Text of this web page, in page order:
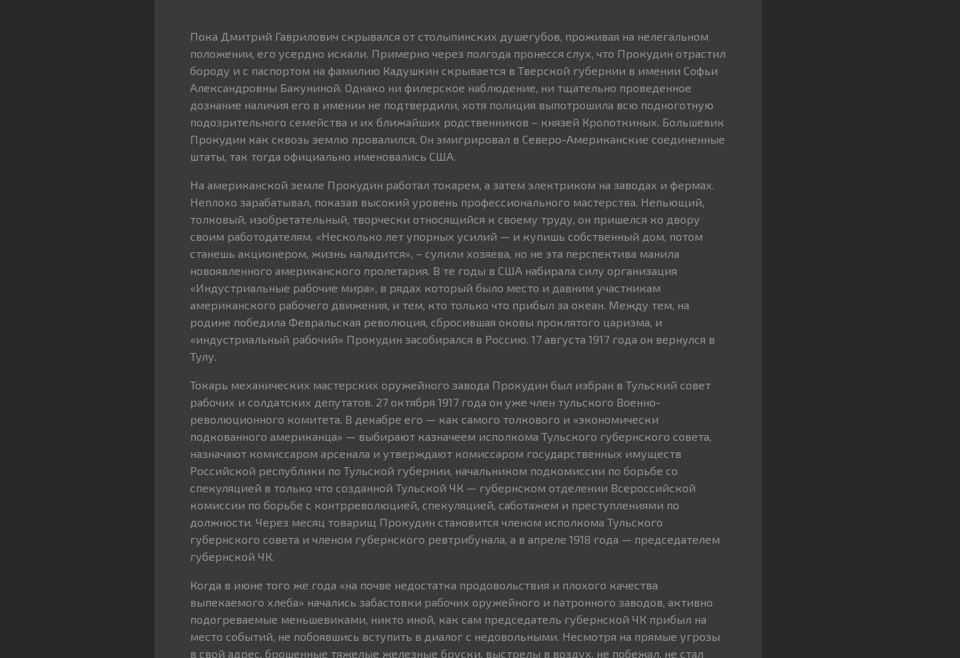
Пока Дмитрий Гаврилович скрывался от столыпинских душегубов, проживая на нелегальном
положении, его усердно искали. Примерно через полгода пронесся слух, что Прокудин отрастил
бороду и с паспортом на фамилию Кадушкин скрывается в Тверской губернии в имении Софьи
Александровны Бакуниной. Однако ни филерское наблюдение, ни тщательно проведенное
дознание наличия его в имении не подтвердили, хотя полиция выпотрошила всю подноготную
подозрительного семейства и их ближайших родственников – князей Кропоткиных. Большевик
Прокудин как сквозь землю провалился. Он эмигрировал в Северо-Американские соединенные
штаты, так тогда официально именовались США.
На американской земле Прокудин работал токарем, а затем электриком на заводах и фермах.
Неплохо зарабатывал, показав высокий уровень профессионального мастерства. Непьющий,
толковый, изобретательный, творчески относящийся к своему труду, он пришелся ко двору
своим работодателям. «Несколько лет упорных усилий — и купишь собственный дом, потом
станешь акционером, жизнь наладится», – сулили хозяева, но не эта перспектива манила
новоявленного американского пролетария. В те годы в США набирала силу организация
«Индустриальные рабочие мира», в рядах который было место и давним участникам
американского рабочего движения, и тем, кто только что прибыл за океан. Между тем, на
родине победила Февральская революция, сбросившая оковы проклятого царизма, и
«индустриальный рабочий» Прокудин засобирался в Россию. 17 августа 1917 года он вернулся в
Тулу.
Токарь механических мастерских оружейного завода Прокудин был избран в Тульский совет
рабочих и солдатских депутатов. 27 октября 1917 года он уже член тульского Военно-
революционного комитета. В декабре его — как самого толкового и «экономически
подкованного американца» — выбирают казначеем исполкома Тульского губернского совета,
назначают комиссаром арсенала и утверждают комиссаром государственных имуществ
Российской республики по Тульской губернии, начальником подкомиссии по борьбе со
спекуляцией в только что созданной Тульской ЧК — губернском отделении Всероссийской
комиссии по борьбе с контрреволюцией, спекуляцией, саботажем и преступлениями по
должности. Через месяц товарищ Прокудин становится членом исполкома Тульского
губернского совета и членом губернского ревтрибунала, а в апреле 1918 года — председателем
губернской ЧК.
Когда в июне того же года «на почве недостатка продовольствия и плохого качества
выпекаемого хлеба» начались забастовки рабочих оружейного и патронного заводов, активно
подогреваемые меньшевиками, никто иной, как сам председатель губернской ЧК прибыл на
место событий, не побоявшись вступить в диалог с недовольными. Несмотря на прямые угрозы
в свой адрес, брошенные тяжелые железные бруски, выстрелы в воздух, не побежал, не стал